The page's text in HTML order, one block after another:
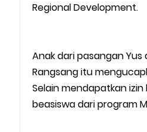
Regional Development.
Anak dari pasangan Yus
Rangsang itu
Selain mendapatkan
beasiswa dari program